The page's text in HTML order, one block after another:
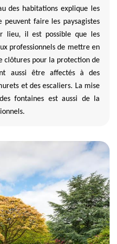
des habitations explique les
peuvent faire les paysagistes
lieu, il est possible que les
professionnels de mettre en
clôtures pour la protection de
aussi être affectés à des
et des escaliers. La mise
fontaines est aussi de la